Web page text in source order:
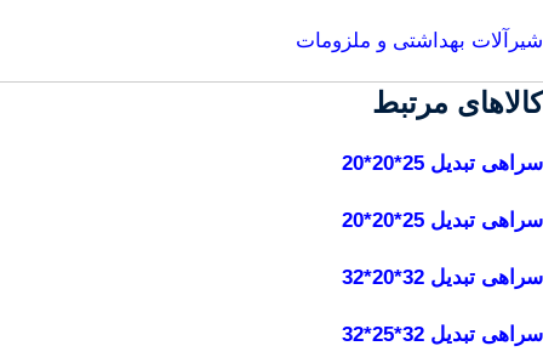
شیرآلات بهداشتی و ملزومات
کالاهای مرتبط
سراهی تبدیل 25*20*20
سراهی تبدیل 25*20*20
سراهی تبدیل 32*20*32
سراهی تبدیل 32*25*32